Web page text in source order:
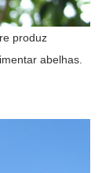
produz
abelhas.